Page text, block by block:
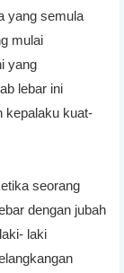
yang semula
mulai
yang
lebar ini
kepalaku kuat-
seorang
dengan jubah
laki